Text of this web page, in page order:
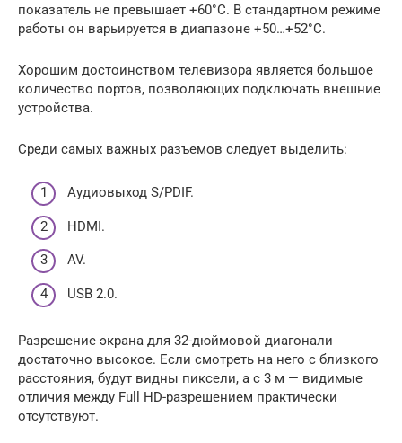
показатель не превышает +60°C. В стандартном режиме
работы он варьируется в диапазоне +50…+52°C.
Хорошим достоинством телевизора является большое
количество портов, позволяющих подключать внешние
устройства.
Среди самых важных разъемов следует выделить:
Аудиовыход S/PDIF.
HDMI.
AV.
USB 2.0.
Разрешение экрана для 32-дюймовой диагонали
достаточно высокое. Если смотреть на него с близкого
расстояния, будут видны пиксели, а с 3 м — видимые
отличия между Full HD-разрешением практически
отсутствуют.